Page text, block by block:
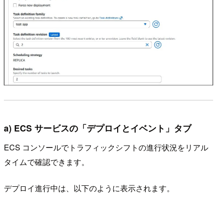
a) ECS サービスの「デプロイとイベント」タブ
ECS コンソールでトラフィックシフトの進行状況をリアル
タイムで確認できます。
デプロイ進行中は、以下のように表示されます。